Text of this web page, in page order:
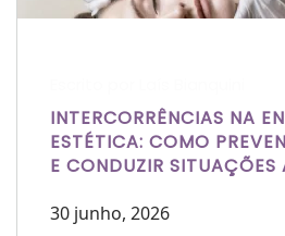
INTERCORRÊNCIAS NA
ESTÉTICA: COMO
E CONDUZIR SITUAÇÕES
30 junho, 2026